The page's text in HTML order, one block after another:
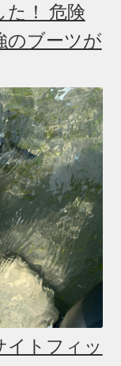
た！ 危険
のブーツが
イトフィッ